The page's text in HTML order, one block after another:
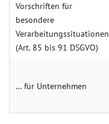
Vorschriften für
besondere
Verarbeitungssituationen
(Art. 85 bis 91 DSGVO)
… für Unternehmen